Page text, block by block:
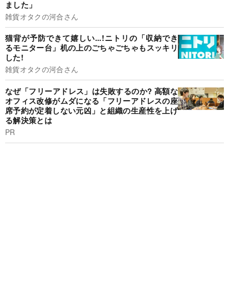
ました」
雑貨オタクの河合さん
猫背が予防できて嬉しい...!ニトリの「収納でき
るモニター台」机の上のごちゃごちゃもスッキリ
した!
雑貨オタクの河合さん
なぜ「フリーアドレス」は失敗するのか? 高額な
オフィス改修がムダになる「フリーアドレスの座
席予約が定着しない元凶」と組織の生産性を上げ
る解決策とは
PR